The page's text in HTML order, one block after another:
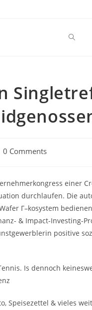
0 Comments
einer
durchlaufen. Die
Г–kosystem
& Impact-Investing-
positive
Is dennoch
Speisezettel & vieles